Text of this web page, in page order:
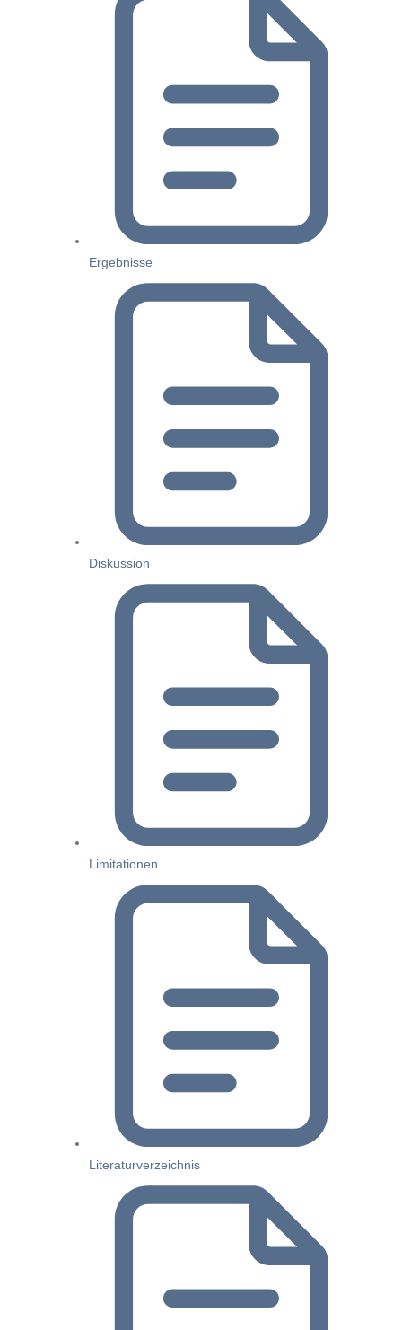
Ergebnisse
Diskussion
Limitationen
Literaturverzeichnis